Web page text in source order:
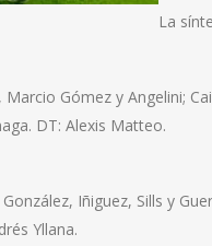
La
Gómez y Angelini;
DT: Alexis Matteo.
Iñiguez, Sills y
Yllana.